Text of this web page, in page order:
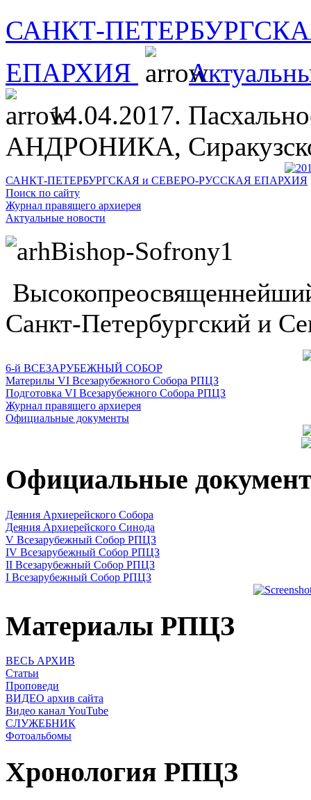
САНКТ-
ЕПАРХИЯ
14.04.2017.
АНДРОНИКА,
САНКТ-ПЕТЕРБУРГСКАЯ и СЕВЕРО-РУССКАЯ ЕПАРХИЯ
Поиск по сайту
Журнал правящего архиерея
Актуальные новости
Санкт-Петербургский и
6-й ВСЕЗАРУБЕЖНЫЙ СОБОР
Материлы VI Всезарубежного Собора РПЦЗ
Подготовка VI Всезарубежного Собора РПЦЗ
Журнал правящего архиерея
Официальные документы
Официальные
Деяния Архиерейского Собора
Деяния Архиерейского Синода
V Всезарубежный Собор РПЦЗ
IV Всезарубежный Собор РПЦЗ
II Всезарубежный Собор РПЦЗ
I Всезарубежный Собор РПЦЗ
Материалы РПЦЗ
ВЕСЬ АРХИВ
Статьи
Проповеди
ВИДЕО архив сайта
Видео канал YouTube
СЛУЖЕБНИК
Фотоальбомы
Хронология РПЦЗ